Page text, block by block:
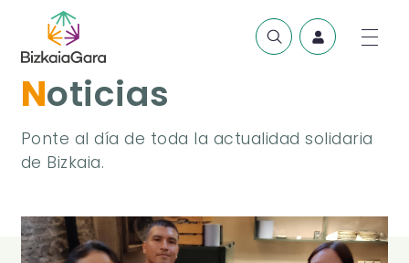
Noticias
Ponte al día de toda la actualidad solidaria
de Bizkaia.